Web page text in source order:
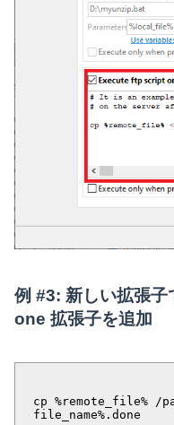
例 #3: 新しい拡張子
one 拡張子を追加
cp %remote_file% /
file_name%.done